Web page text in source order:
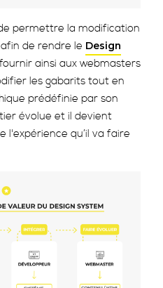
permettre la modification
de rendre le Design
ainsi aux webmasters
les gabarits tout en
prédéfinie par son
évolue et il devient
l'expérience qu’il va faire